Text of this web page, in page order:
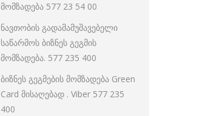
მომზადება 577 23 54 00
ნავთობის გადამამუშავებელი
საწარმოს ბიზნეს გეგმის
მომზადება. 577 235 400
ბიზნეს გეგმების მომზადება Green
Card მისაღებად . Viber 577 235
400